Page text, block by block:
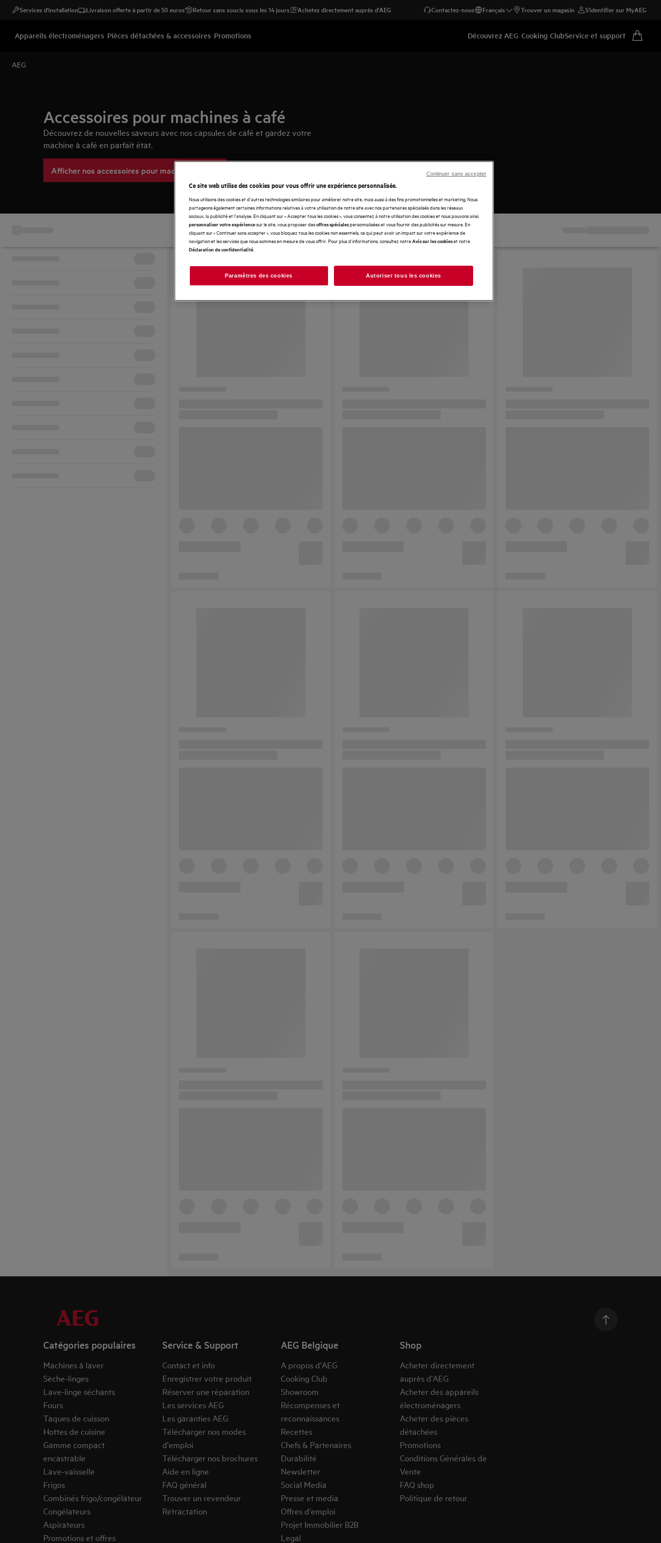
Services d'installation Livraison offerte à partir de 50 euros Retour sans soucis sous les 14 jours Achetez directement auprès d'AEG Contactez-nous Français Trouver un magasin S'identifier sur MyAEG
Appareils électroménagers Pièces détachées & accessoires Promotions Découvrez AEG Cooking ClubService et support
AEG
Accessoires pour machines à café
Découvrez de nouvelles saveurs avec nos capsules de café et gardez votre
machine à café en parfait état.
Afficher nos accessoires pour machines à café
Catégories populaires
Machines à laver
Sèche-linges
Lave-linge séchants
Fours
Taques de cuisson
Hottes de cuisine
Gamme compact
encastrable
Lave-vaisselle
Frigos
Combinés frigo/congélateur
Congélateurs
Aspirateurs
Promotions et offres
Service & Support
Contact et info
Enregistrer votre produit
Réserver une réparation
Les services AEG
Les garanties AEG
Télécharger nos modes
d'emploi
Télécharger nos brochures
Aide en ligne
FAQ général
Trouver un revendeur
Rétractation
AEG Belgique
A propos d'AEG
Cooking Club
Showroom
Récompenses et
reconnaissances
Recettes
Chefs & Partenaires
Durabilité
Newsletter
Social Media
Presse et media
Offres d'emploi
Projet Immobilier B2B
Legal
Shop
Acheter directement
auprès d'AEG
Acheter des appareils
électroménagers
Acheter des pièces
détachées
Promotions
Conditions Générales de
Vente
FAQ shop
Politique de retour
Ce site web utilise des cookies pour vous offrir une expérience personnalisée.
Nous utilisons des cookies et d'autres technologies similaires pour améliorer notre site, mais aussi à des fins promotionnelles et marketing. Nous
partageons également certaines informations relatives à votre utilisation de notre site avec nos partenaires spécialisés dans les réseaux
sociaux, la publicité et l'analyse. En cliquant sur « Accepter tous les cookies », vous consentez à notre utilisation des cookies et nous pouvons ainsi
personnaliser votre expériencesur le site, vous proposer desoffres spécialespersonnalisées et vous fournir des publicités sur mesure. En
cliquant sur « Continuer sans accepter », vous bloquez tous les cookies non essentiels, ce qui peut avoir un impact sur votre expérience de
navigation et les services que nous sommes en mesure de vous offrir. Pour plus d'informations, consultez notreAvis sur les cookieset notre
Déclaration de confidentialité.
Paramètres des cookies Autoriser tous les cookies
Continuer sans accepter